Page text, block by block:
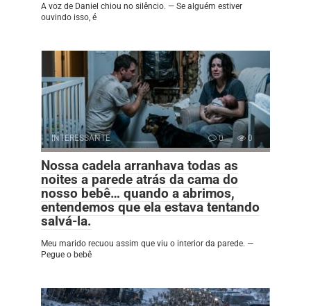
A voz de Daniel chiou no silêncio. — Se alguém estiver
ouvindo isso, é
INTERESSANTE 0 0
Nossa cadela arranhava todas as
noites a parede atrás da cama do
nosso bebê… quando a abrimos,
entendemos que ela estava tentando
salvá-la.
Meu marido recuou assim que viu o interior da parede. —
Pegue o bebê